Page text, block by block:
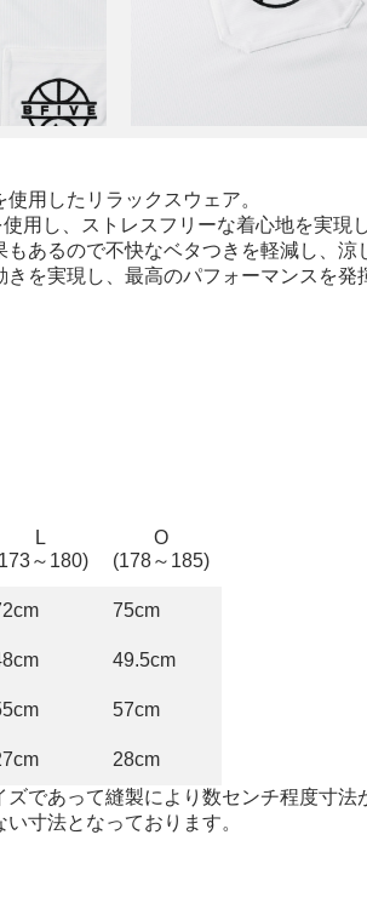
用したリラックスウェア。
用し、ストレスフリーな着心地を実現
あるので不快なベタつきを軽減し、涼
を実現し、最高のパフォーマンスを発
L
～180)
O
(178～185)
75cm
49.5cm
57cm
28cm
であって縫製により数センチ程度寸法
寸法となっております。